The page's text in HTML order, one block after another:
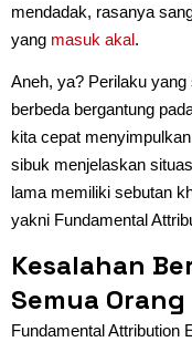
mendadak, rasanya
yang masuk akal.
Aneh, ya? Perilaku
berbeda bergantung
kita cepat
sibuk menjelaskan
lama memiliki sebutan
yakni Fundamental
Kesalahan
Semua
Fundamental Attribution